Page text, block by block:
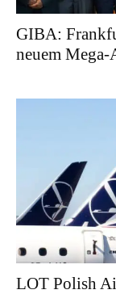
GIBA:
neuem
LOT Polish